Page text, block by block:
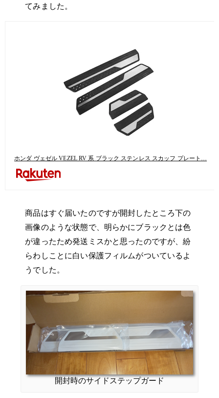
てみました。
ホンダ ヴェゼル VEZEL RV 系 ブラック ステンレス スカッフ プレート…
商品はすぐ届いたのですが開封したところ下の
画像のような状態で、明らかにブラックとは色
が違ったため発送ミスかと思ったのですが、紛
らわしことに白い保護フィルムがついているよ
うでした。
開封時のサイドステップガード